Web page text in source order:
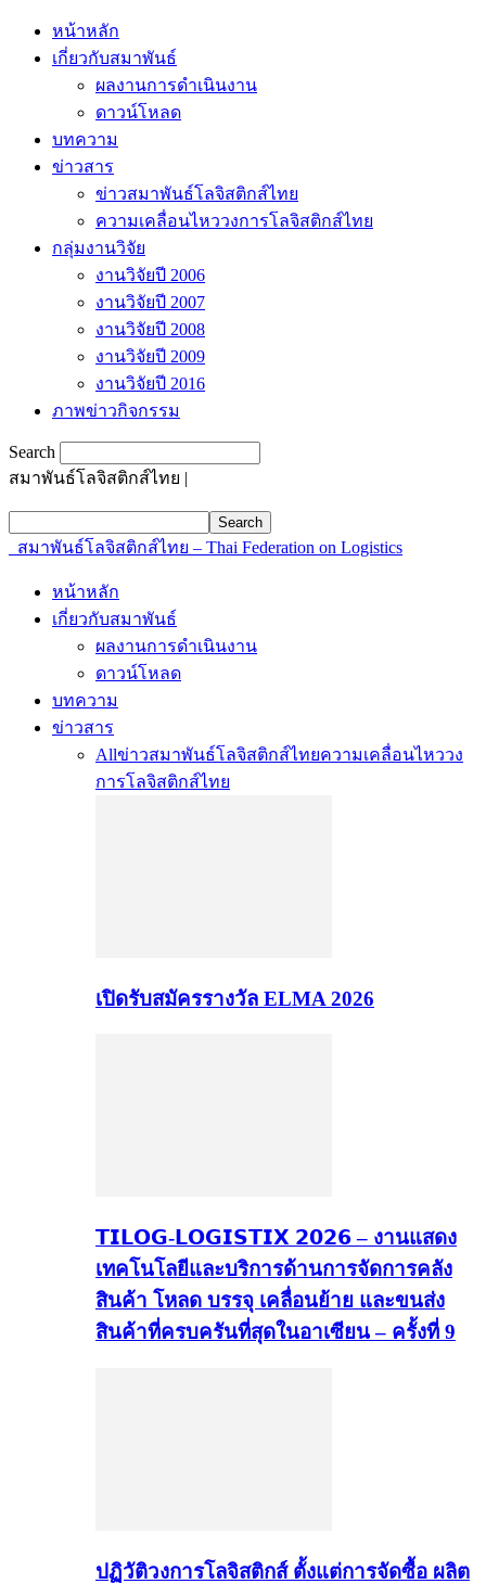
หน้าหลัก
เกี่ยวกับสมาพันธ์
ผลงานการดำเนินงาน
ดาวน์โหลด
บทความ
ข่าวสาร
ข่าวสมาพันธ์โลจิสติกส์ไทย
ความเคลื่อนไหววงการโลจิสติกส์ไทย
กลุ่มงานวิจัย
งานวิจัยปี 2006
งานวิจัยปี 2007
งานวิจัยปี 2008
งานวิจัยปี 2009
งานวิจัยปี 2016
ภาพข่าวกิจกรรม
Search
สมาพันธ์โลจิสติกส์ไทย |
สมาพันธ์โลจิสติกส์ไทย – Thai Federation on Logistics
หน้าหลัก
เกี่ยวกับสมาพันธ์
ผลงานการดำเนินงาน
ดาวน์โหลด
บทความ
ข่าวสาร
Allข่าวสมาพันธ์โลจิสติกส์ไทยความเคลื่อนไหววง
การโลจิสติกส์ไทย
เปิดรับสมัครรางวัล ELMA 2026
𝗧𝗜𝗟𝗢𝗚-𝗟𝗢𝗚𝗜𝗦𝗧𝗜𝗫 𝟮𝟬𝟮𝟲 – งานแสดง
เทคโนโลยีและบริการด้านการจัดการคลัง
สินค้า โหลด บรรจุ เคลื่อนย้าย และขนส่ง
สินค้าที่ครบครันที่สุดในอาเซียน – ครั้งที่ 9
ปฏิวัติวงการโลจิสติกส์ ตั้งแต่การจัดซื้อ ผลิต